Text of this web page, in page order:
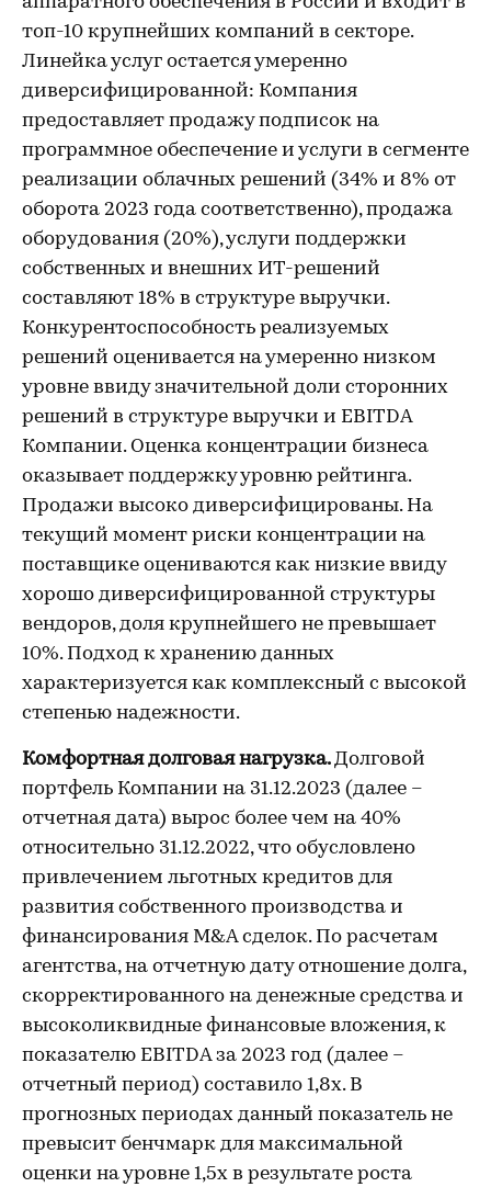
топ-10 крупнейших компаний в секторе.
Линейка услуг остается умеренно
диверсифицированной: Компания
предоставляет продажу подписок на
программное обеспечение и услуги в сегменте
реализации облачных решений (34% и 8% от
оборота 2023 года соответственно), продажа
оборудования (20%), услуги поддержки
собственных и внешних ИТ-решений
составляют 18% в структуре выручки.
Конкурентоспособность реализуемых
решений оценивается на умеренно низком
уровне ввиду значительной доли сторонних
решений в структуре выручки и EBITDA
Компании. Оценка концентрации бизнеса
оказывает поддержку уровню рейтинга.
Продажи высоко диверсифицированы. На
текущий момент риски концентрации на
поставщике оцениваются как низкие ввиду
хорошо диверсифицированной структуры
вендоров, доля крупнейшего не превышает
10%. Подход к хранению данных
характеризуется как комплексный с высокой
степенью надежности.
Комфортная долговая нагрузка.Долговой
портфель Компании на 31.12.2023 (далее –
отчетная дата) вырос более чем на 40%
относительно 31.12.2022, что обусловлено
привлечением льготных кредитов для
развития собственного производства и
финансирования M&A сделок. По расчетам
агентства, на отчетную дату отношение долга,
скорректированного на денежные средства и
высоколиквидные финансовые вложения, к
показателю EBITDA за 2023 год (далее –
отчетный период) составило 1,8х. В
прогнозных периодах данный показатель не
превысит бенчмарк для максимальной
оценки на уровне 1,5х в результате роста